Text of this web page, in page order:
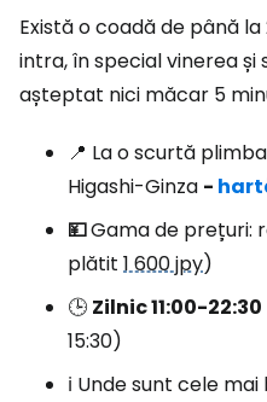
Există o coadă de până
intra, în special vinerea și
așteptat nici măcar 5
📍 La o scurtă
Higashi-Ginza -
💴Gama de prețuri:
plătit 1 600 jpy)
🕒 Zilnic 11:00-22:30
15:30)
ℹ️ Unde sunt cele